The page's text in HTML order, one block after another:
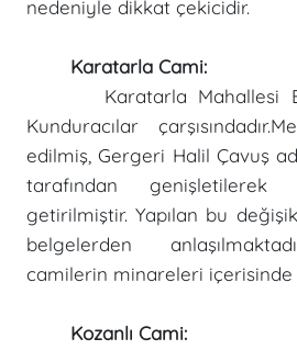
nedeniyle dikkat çekicidir.
Karatarla Cami:
Karatarla Mahallesi
Kunduracılar
edilmiş, Gergeri Halil Çavuş
tarafından
getirilmiştir. Yapılan bu
belgelerden
camilerin minareleri içerisinde
Kozanlı Cami: